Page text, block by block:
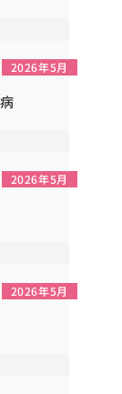
2026年5月
病
2026年5月
2026年5月